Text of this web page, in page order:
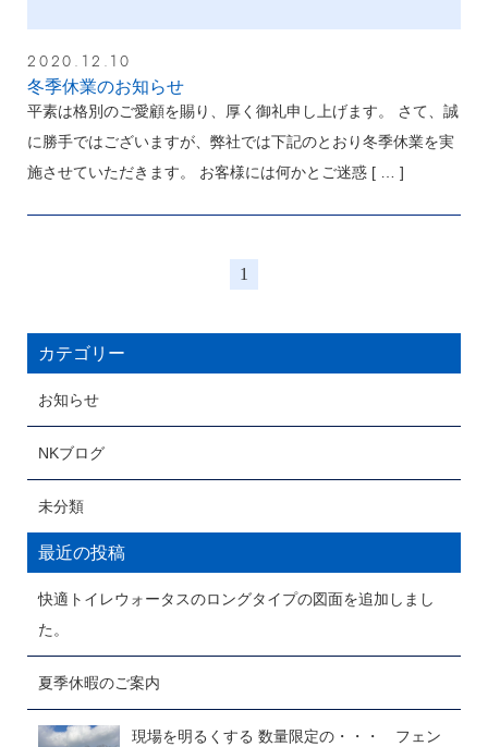
2020.12.10
冬季休業のお知らせ
平素は格別のご愛顧を賜り、厚く御礼申し上げます。 さて、誠
に勝手ではございますが、弊社では下記のとおり冬季休業を実
施させていただきます。 お客様には何かとご迷惑 [ … ]
1
カテゴリー
お知らせ
NKブログ
未分類
最近の投稿
快適トイレウォータスのロングタイプの図面を追加しまし
た。
夏季休暇のご案内
現場を明るくする 数量限定の・・・ フェン